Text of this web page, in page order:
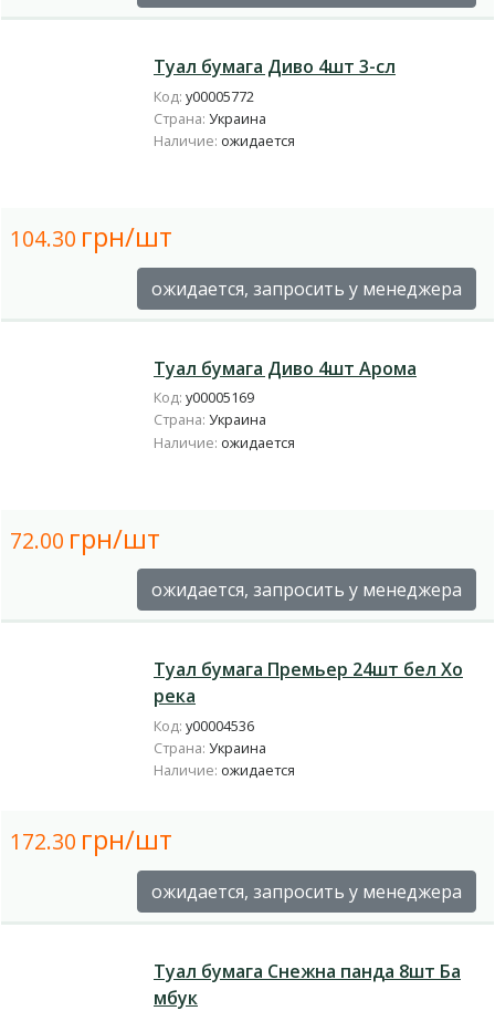
Туал бумага Диво 4шт 3-сл
Код: у00005772
Страна: Украина
Наличие: ожидается
104.30 грн/шт
ожидается, запросить у менеджера
Туал бумага Диво 4шт Арома
Код: у00005169
Страна: Украина
Наличие: ожидается
72.00 грн/шт
ожидается, запросить у менеджера
Туал бумага Премьер 24шт бел Хо
река
Код: у00004536
Страна: Украина
Наличие: ожидается
172.30 грн/шт
ожидается, запросить у менеджера
Туал бумага Снежна панда 8шт Ба
мбук